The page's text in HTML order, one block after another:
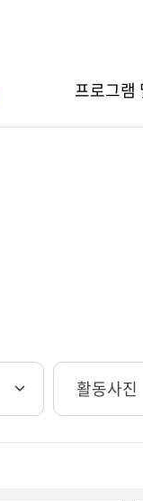
프로그램
활동사진